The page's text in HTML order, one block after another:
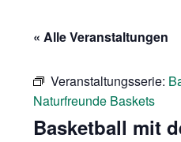
« Alle Veranstaltungen
Veranstaltungsserie:
Naturfreunde Baskets
Basketball mit